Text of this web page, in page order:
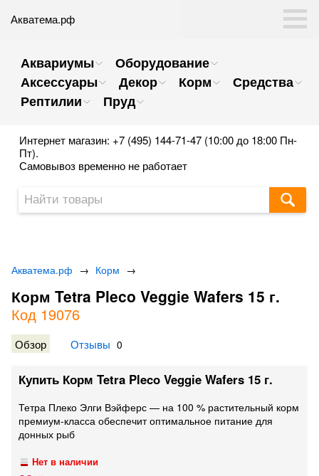
Акватема.рф
Аквариумы
Оборудование
Аксессуары
Декор Корм
Средства
Рептилии
Пруд
Интернет магазин: +7 (495) 144-71-47 (10:00 до 18:00 Пн-
Пт).
Самовывоз временно не работает
Акватема.рф → Корм →
Корм Tetra Pleco Veggie Wafers 15 г.
Код 19076
Обзор Отзывы 0
Купить Корм Tetra Pleco Veggie Wafers 15 г.
Тетра Плеко Элги Вэйферс — на 100 % растительный корм
премиум-класса обеспечит оптимальное питание для
донных рыб
Нет в наличии